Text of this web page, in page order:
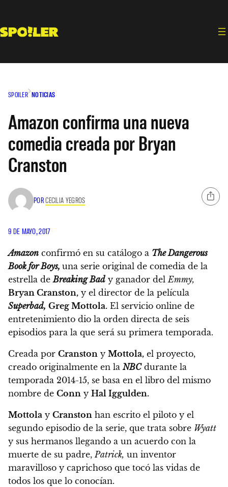
contenido
SPOILER NOTICIAS
Amazon confirma una nueva
comedia creada por Bryan
Cranston
PORCECILIA YEGROS
9 DE MAYO, 2017
Amazon confirmó en su catálogo a The Dangerous
Book for Boys, una serie original de comedia de la
estrella deBreaking Bad y ganador delEmmy,
Bryan Cranston, y el director de la película
Superbad, Greg Mottola. El servicio online de
entretenimiento dio la orden directa de seis
episodios para la que será su primera temporada.
Creada por Cranston y Mottola, el proyecto,
creado originalmente en laNBCdurante la
temporada 2014-15, se basa en el libro del mismo
nombre de Conn y Hal Iggulden.
Mottola y Cranston han escrito el piloto y el
segundo episodio de la serie, que trata sobre Wyatt
y sus hermanos llegando a un acuerdo con la
muerte de su padre,Patrick, un inventor
maravilloso y caprichoso que tocó las vidas de
todos los que lo conocían.